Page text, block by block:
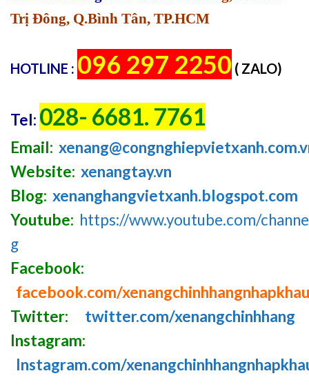
Trị Đông, Q.Bình Tân, TP.HCM
HOTLINE : 096 297 2250 ( ZALO)
Tel: 028- 6681. 7761
Email:
Website: xenangtay.vn
Blog: xenanghangvietxanh.blogspot.com
Youtube: https://www.youtube.com/
g
Facebook:
facebook.com/xenangchinhhangnhapkhau
Twitter:
twitter.com/xenangchinhhang
Instagram:
Instagram.com/